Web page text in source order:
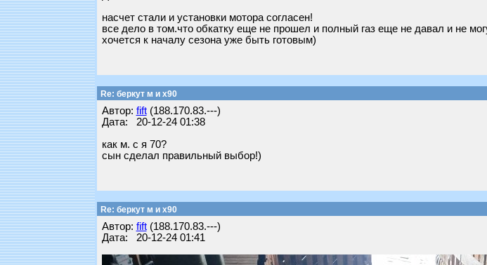
насчет стали и установки мотора согласен!
все дело в том.что обкатку еще не прошел и полный газ еще не давал и не
хочется к началу сезона уже быть готовым)
Re: беркут м и х90
Автор: fift(188.170.83.---)
Дата: 20-12-24 01:38
как м. с я 70?
сын сделал правильный выбор!)
Re: беркут м и х90
Автор: fift(188.170.83.---)
Дата: 20-12-24 01:41